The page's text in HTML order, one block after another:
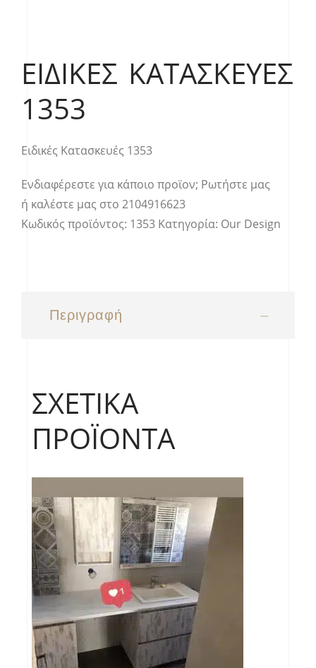
ΕΙΔΙΚΈΣ ΚΑΤΑΣΚΕΥΈΣ
1353
Ειδικές Κατασκευές 1353
Ενδιαφέρεστε για κάποιο προϊον; Ρωτήστε μας
ή καλέστε μας στο 2104916623
Κωδικός προϊόντος: 1353 Κατηγορία: Our Design
Περιγραφή
ΣΧΕΤΙΚΆ
ΠΡΟΪΌΝΤΑ